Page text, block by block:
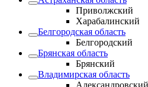
Приволжский
Харабалинский
Белгородская область
Белгородский
Брянская область
Брянский
Владимирская область
Александровский